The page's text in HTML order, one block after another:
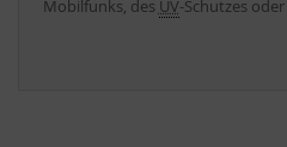
Mobilfunks, des UV-Schutzes